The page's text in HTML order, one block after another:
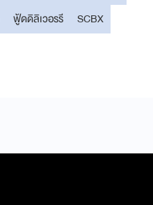
ฟู้ดดิลิเวอรรี
SCBX